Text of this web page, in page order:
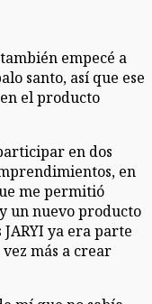
empecé a
santo, así que ese
el producto
en dos
en
me permitió
un nuevo producto
ya era parte
más a crear